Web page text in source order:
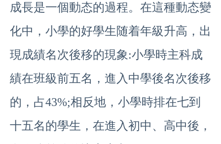
成長是一個動态的過程。在這種動态變
化中，小學的好學生随着年級升高，出
現成績名次後移的現象:小學時主科成
績在班級前五名，進入中學後名次後移
的，占43%;相反地，小學時排在七到
十五名的學生，在進入初中、高中後，